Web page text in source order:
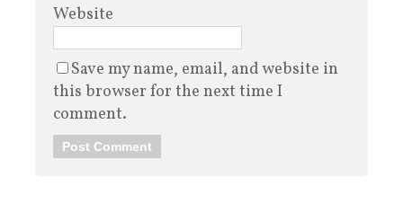
Website
Save my name, email, and website in
this browser for the next time I
comment.